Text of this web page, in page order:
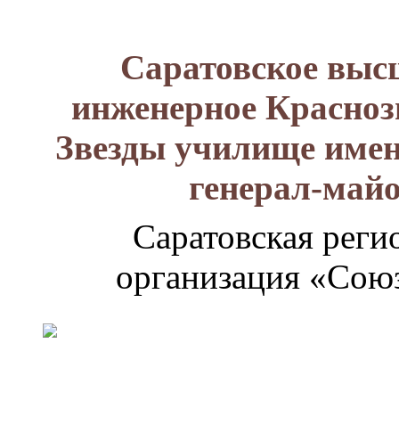
Саратовское
инженерное
Звезды училище
генерал-
Саратовская
организация